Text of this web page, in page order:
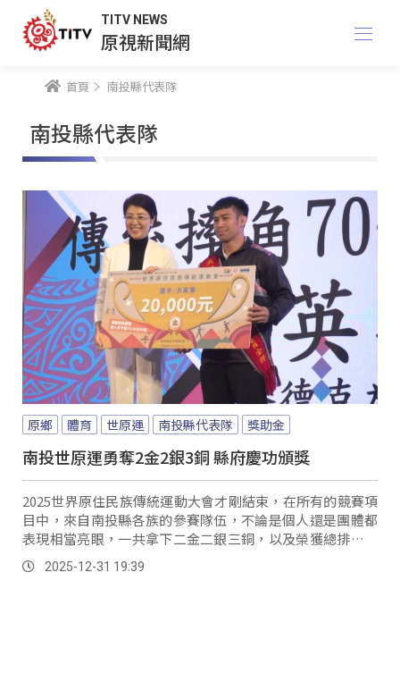
TITV NEWS
原視新聞網
首頁 南投縣代表隊
南投縣代表隊
原鄉 體育 世原運 南投縣代表隊 獎助金
南投世原運勇奪2金2銀3銅 縣府慶功頒獎
2025世界原住民族傳統運動大會才剛結束，在所有的競賽項
目中，來自南投縣各族的參賽隊伍，不論是個人還是團體都
表現相當亮眼，一共拿下二金二銀三銅，以及榮獲總排行榜
第二名的殊榮；不過這樣的成績並非僥倖，因為身手不凡的
背後，大家都曾有辛勤努力的背景故事。
2025-12-31 19:39